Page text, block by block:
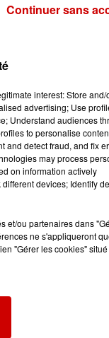
interest: Store and/
advertising; Use
Understand audiences
to personalise
and detect fraud, and fix
may process
on information actively
devices; Identify
et/ou partenaires dans
ne s'appliqueront
"Gérer les cookies"
Continuer sans